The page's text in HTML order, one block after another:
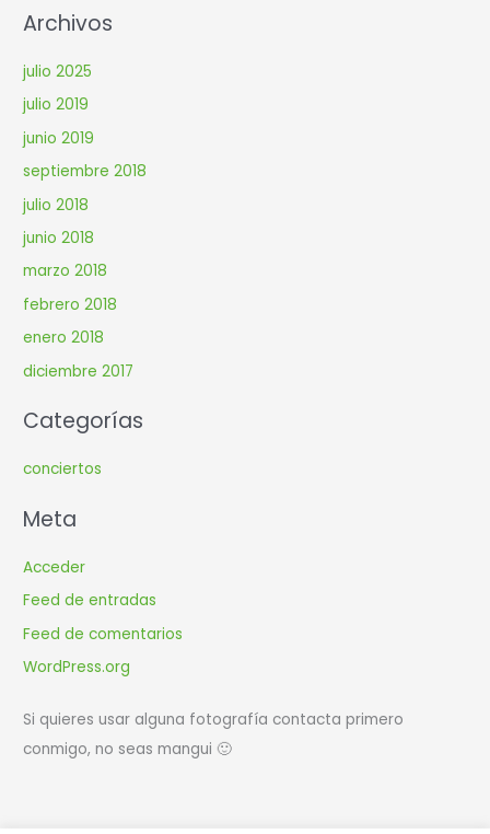
Archivos
julio 2025
julio 2019
junio 2019
septiembre 2018
julio 2018
junio 2018
marzo 2018
febrero 2018
enero 2018
diciembre 2017
Categorías
conciertos
Meta
Acceder
Feed de entradas
Feed de comentarios
WordPress.org
Si quieres usar alguna fotografía contacta primero
conmigo, no seas mangui 🙂